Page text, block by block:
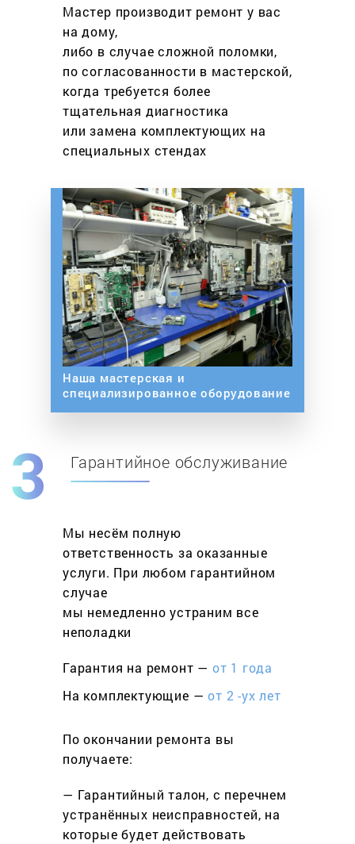
Мастер производит ремонт у вас
на дому,
либо в случае сложной поломки,
по согласованности в мастерской,
когда требуется более
тщательная диагностика
или замена комплектующих на
специальных стендах
Наша мастерская и
специализированное оборудование
Гарантийное обслуживание
Мы несём полную
ответственность за оказанные
услуги. При любом гарантийном
cлучае
мы немедленно устраним все
неполадки
Гарантия на ремонт — от 1 года
На комплектующие —от 2 -ух лет
По окончании ремонта вы
получаете:
— Гарантийный талон, с перечнем
устранённых неисправностей, на
которые будет действовать